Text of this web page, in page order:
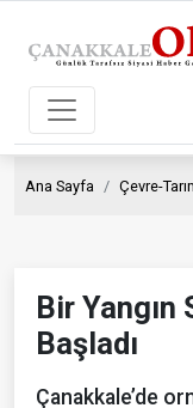
Ana Sayfa Çevre-
Bir
Başladı
Çanakkale’de